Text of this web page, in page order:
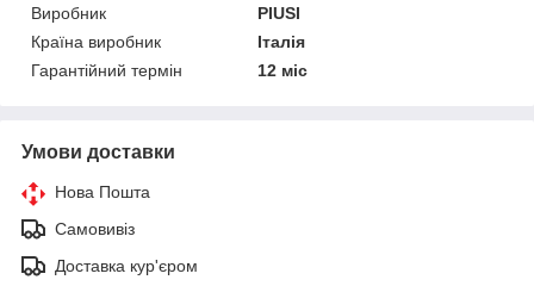
Виробник
PIUSI
Країна виробник
Італія
Гарантійний термін
12 міс
Умови доставки
Нова Пошта
Самовивіз
Доставка кур'єром